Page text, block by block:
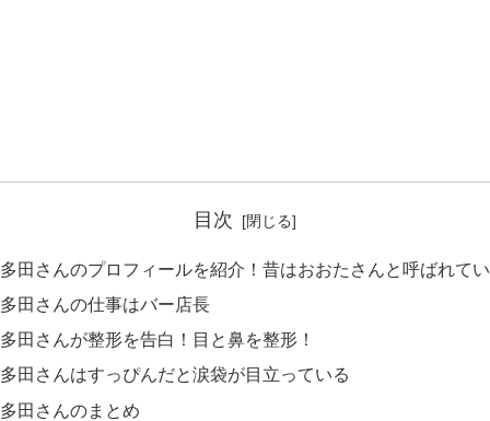
目次
多田さんのプロフィールを紹介！昔はおおたさんと呼ばれて
多田さんの仕事はバー店長
多田さんが整形を告白！目と鼻を整形！
多田さんはすっぴんだと涙袋が目立っている
多田さんのまとめ